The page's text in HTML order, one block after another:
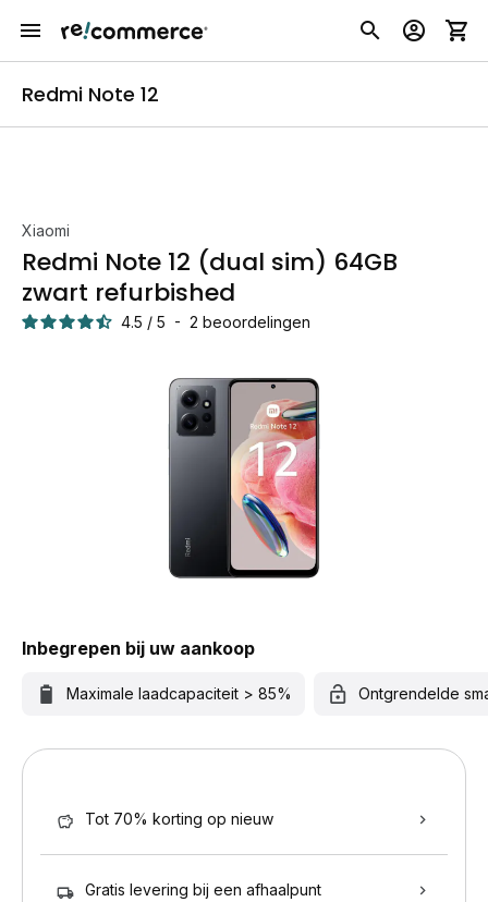
Redmi Note 12
Xiaomi
Redmi Note 12 (dual sim) 64GB
zwart refurbished
4.5 / 5 - 2 beoordelingen
Inbegrepen bij uw aankoop
Maximale laadcapaciteit > 85% Ontgrendelde
Tot 70% korting op nieuw
Gratis levering bij een afhaalpunt